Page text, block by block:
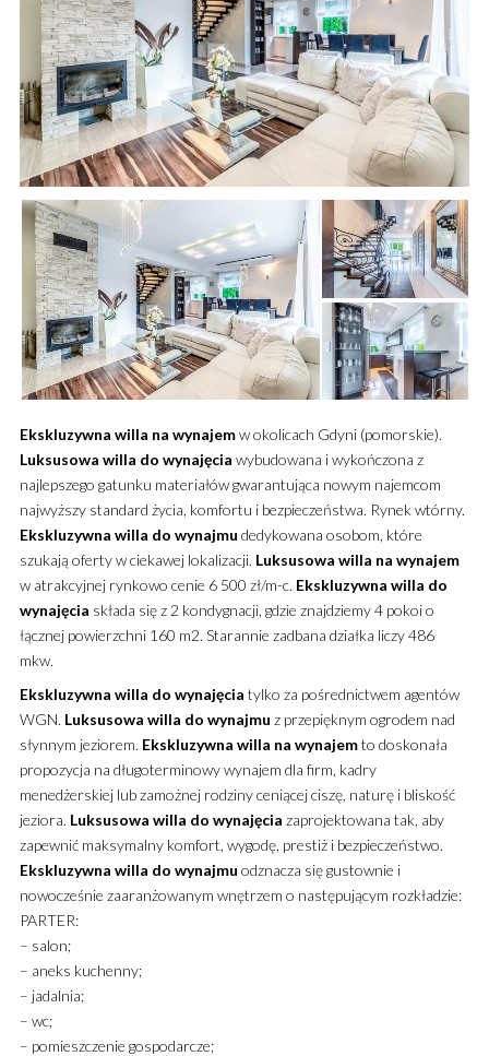
Ekskluzywna willa na wynajemw okolicach Gdyni (pomorskie).
Luksusowa willa do wynajęcia wybudowana i wykończona z
najlepszego gatunku materiałów gwarantująca nowym najemcom
najwyższy standard życia, komfortu i bezpieczeństwa. Rynek wtórny.
Ekskluzywna willa do wynajmu dedykowana osobom, które
szukają oferty w ciekawej lokalizacji. Luksusowa willa na wynajem
w atrakcyjnej rynkowo cenie 6 500 zł/m-c. Ekskluzywna willa do
wynajęcia składa się z 2 kondygnacji, gdzie znajdziemy 4 pokoi o
łącznej powierzchni 160 m2. Starannie zadbana działka liczy 486
mkw.
Ekskluzywna willa do wynajęcia tylko za pośrednictwem agentów
WGN. Luksusowa willa do wynajmu z przepięknym ogrodem nad
słynnym jeziorem. Ekskluzywna willa na wynajemto doskonała
propozycja na długoterminowy wynajem dla firm, kadry
menedżerskiej lub zamożnej rodziny ceniącej ciszę, naturę i bliskość
jeziora. Luksusowa willa do wynajęcia zaprojektowana tak, aby
zapewnić maksymalny komfort, wygodę, prestiż i bezpieczeństwo.
Ekskluzywna willa do wynajmu odznacza się gustownie i
nowocześnie zaaranżowanym wnętrzem o następującym rozkładzie:
PARTER:
– salon;
– aneks kuchenny;
– jadalnia;
– wc;
– pomieszczenie gospodarcze;